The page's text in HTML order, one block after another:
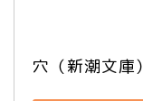
穴（新潮文庫）